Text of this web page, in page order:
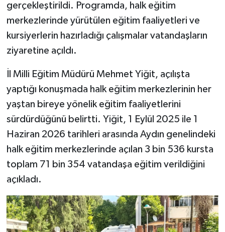
gerçekleştirildi. Programda, halk eğitim
merkezlerinde yürütülen eğitim faaliyetleri ve
kursiyerlerin hazırladığı çalışmalar vatandaşların
ziyaretine açıldı.
İl Milli Eğitim Müdürü Mehmet Yiğit, açılışta
yaptığı konuşmada halk eğitim merkezlerinin her
yaştan bireye yönelik eğitim faaliyetlerini
sürdürdüğünü belirtti. Yiğit, 1 Eylül 2025 ile 1
Haziran 2026 tarihleri arasında Aydın genelindeki
halk eğitim merkezlerinde açılan 3 bin 536 kursta
toplam 71 bin 354 vatandaşa eğitim verildiğini
açıkladı.
ŞİRKET HABERLERİ
SİYASET
TEKNOLOJİ
YAŞAM
YEREL
AFYON
AYDIN